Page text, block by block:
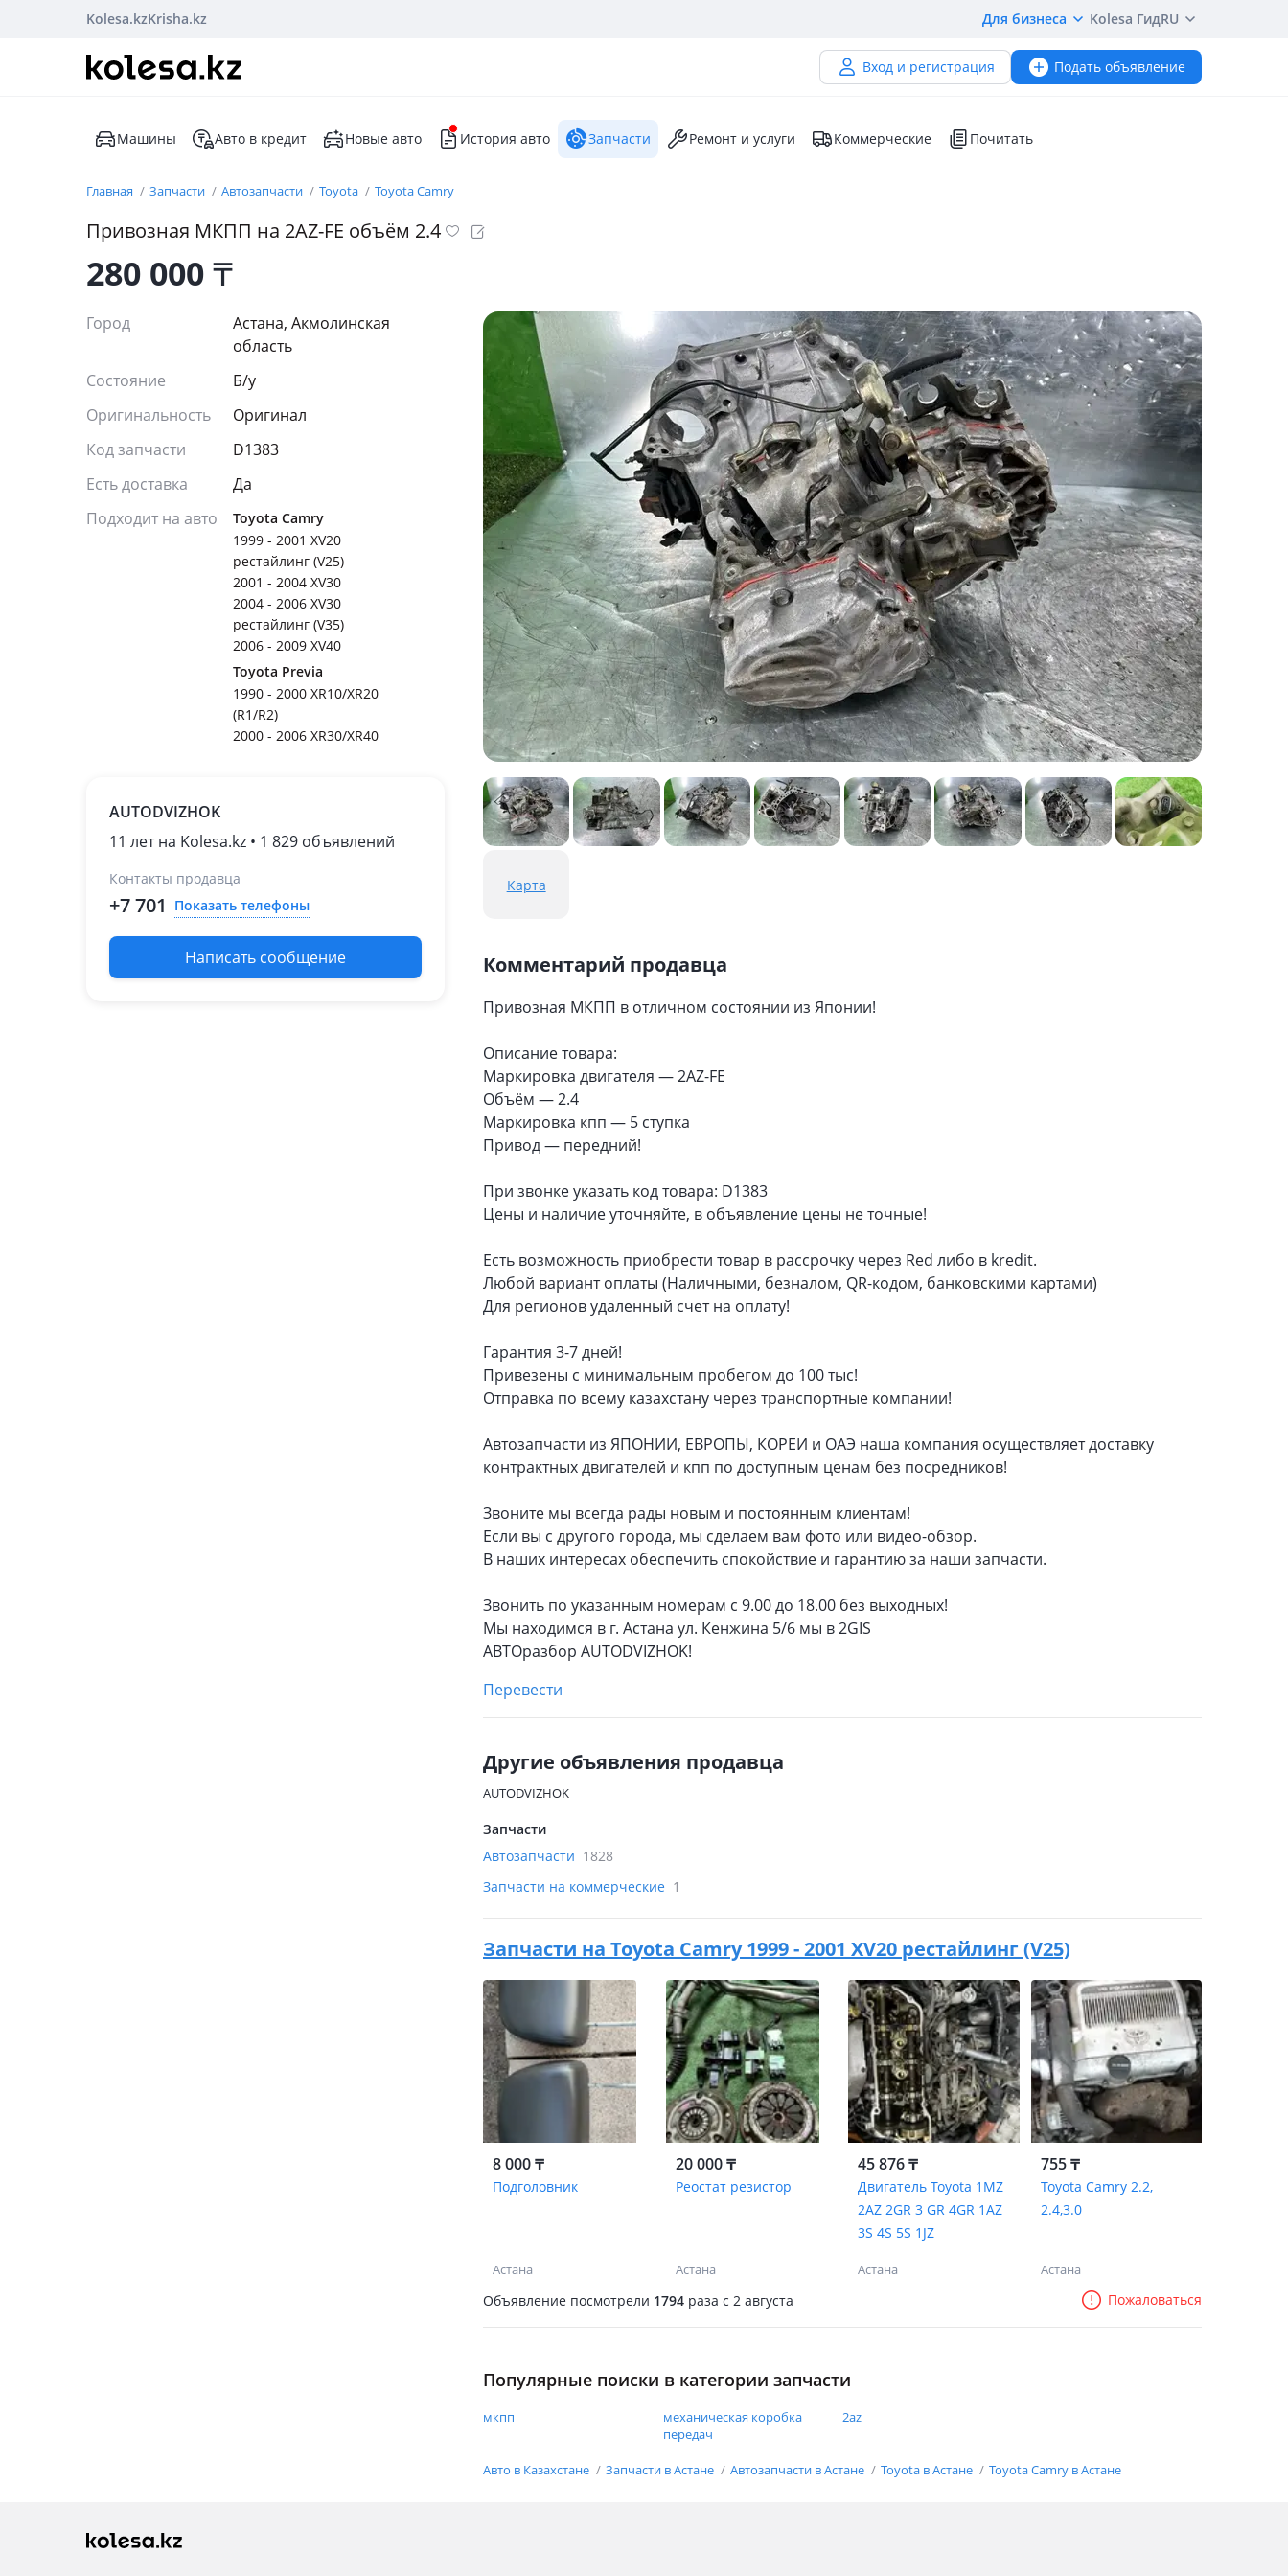
Kolesa.kzKrisha.kz Для бизнеса Kolesa ГидRU
Вход и регистрация Подать объявление
Машины Авто в кредит Новые авто История авто Запчасти Ремонт и услуги Коммерческие Почитать
Главная Запчасти Автозапчасти Toyota Toyota Camry
Привозная МКПП на 2AZ-FE объём 2.4
280 000₸
Город
Астана, Акмолинская
область
Состояние
Б/y
Оригинальность
Оригинал
Код запчасти
D1383
Есть доставка
Да
Подходит на авто
Toyota Camry
1999 - 2001 XV20
рестайлинг (V25)
2001 - 2004 XV30
2004 - 2006 XV30
рестайлинг (V35)
2006 - 2009 XV40
Toyota Previa
1990 - 2000 XR10/XR20
(R1/R2)
2000 - 2006 XR30/XR40
AUTODVIZHOK
11 лет на Kolesa.kz • 1 829 объявлений
Контакты продавца
+7 701 Показать телефоны
Написать сообщение
Карта
Комментарий продавца
Привозная МКПП в отличном состоянии из Японии!
Описание товара:
Маркировка двигателя — 2AZ-FE
Объём — 2.4
Маркировка кпп — 5 ступка
Привод — передний!
При звонке указать код товара: D1383
Цены и наличие уточняйте, в объявление цены не точные!
Есть возможность приобрести товар в рассрочку через Red либо в kredit.
Любой вариант оплаты (Наличными, безналом, QR-кодом, банковскими картами)
Для регионов удаленный счет на оплату!
Гарантия 3-7 дней!
Привезены с минимальным пробегом до 100 тыс!
Отправка по всему казахстану через транспортные компании!
Автозапчасти из ЯПОНИИ, ЕВРОПЫ, КОРЕИ и ОАЭ наша компания осуществляет доставку
контрактных двигателей и кпп по доступным ценам без посредников!
Звоните мы всегда рады новым и постоянным клиентам!
Если вы с другого города, мы сделаем вам фото или видео-обзор.
В наших интересах обеспечить спокойствие и гарантию за наши запчасти.
Звонить по указанным номерам с 9.00 до 18.00 без выходных!
Мы находимся в г. Астана ул. Кенжина 5/6 мы в 2GIS
АВТОразбор AUTODVIZHOK!
Перевести
Другие объявления продавца
AUTODVIZHOK
Запчасти
Автозапчасти 1828
Запчасти на коммерческие 1
Запчасти на Toyota Camry 1999 - 2001 XV20 рестайлинг (V25)
8 000 ₸
Подголовник
Астана
20 000 ₸
Реостат резистор
Астана
45 876 ₸
Двигатель Toyota 1MZ
2AZ 2GR 3 GR 4GR 1AZ
3S 4S 5S 1JZ
Астана
755 ₸
Toyota Camry 2.2,
2.4,3.0
Астана
Объявление посмотрели 1794 раза c 2 августа Пожаловаться
Популярные поиски в категории запчасти
мкпп
механическая коробка
передач
2az
Авто в Казахстане Запчасти в Астане Автозапчасти в Астане Toyota в Астане Toyota Camry в Астане